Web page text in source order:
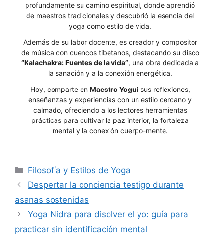
profundamente su camino espiritual, donde aprendió
de maestros tradicionales y descubrió la esencia del
yoga como estilo de vida.
Además de su labor docente, es creador y compositor
de música con cuencos tibetanos, destacando su disco
“Kalachakra: Fuentes de la vida”, una obra dedicada a
la sanación y a la conexión energética.
Hoy, comparte en Maestro Yogui sus reflexiones,
enseñanzas y experiencias con un estilo cercano y
calmado, ofreciendo a los lectores herramientas
prácticas para cultivar la paz interior, la fortaleza
mental y la conexión cuerpo-mente.
Categorías
Filosofía y Estilos de Yoga
Despertar la conciencia testigo durante
asanas sostenidas
Yoga Nidra para disolver el yo: guía para
practicar sin identificación mental